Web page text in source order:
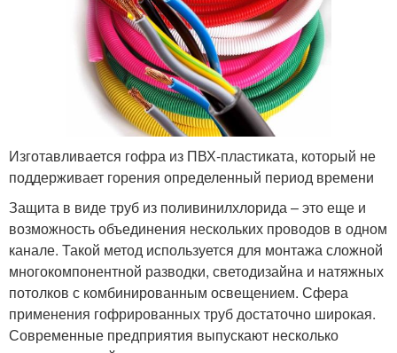
Изготавливается гофра из ПВХ-пластиката, который не
поддерживает горения определенный период времени
Защита в виде труб из поливинилхлорида – это еще и
возможность объединения нескольких проводов в одном
канале. Такой метод используется для монтажа сложной
многокомпонентной разводки, светодизайна и натяжных
потолков с комбинированным освещением. Сфера
применения гофрированных труб достаточно широкая.
Современные предприятия выпускают несколько